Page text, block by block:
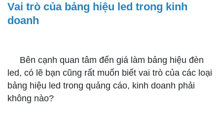
Vai trò của bảng hiệu led trong kinh
doanh
Bên cạnh quan tâm đến giá làm bảng hiệu đèn
led, có lẽ bạn cũng rất muốn biết vai trò của các loại
bảng hiệu led trong quảng cáo, kinh doanh phải
không nào?